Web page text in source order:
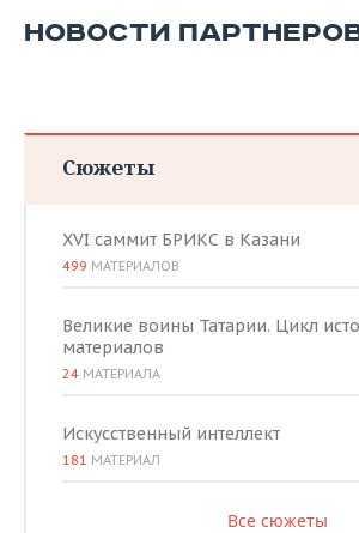
НОВОСТИ
Сюжеты
XVI саммит БРИКС в Казани
499 МАТЕРИАЛОВ
Великие воины Татарии. Цикл
материалов
24 МАТЕРИАЛА
Искусственный интеллект
181 МАТЕРИАЛ
Все сюжеты